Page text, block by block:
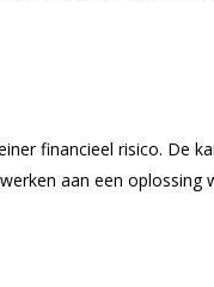
financieel risico. De
aan een oplossing